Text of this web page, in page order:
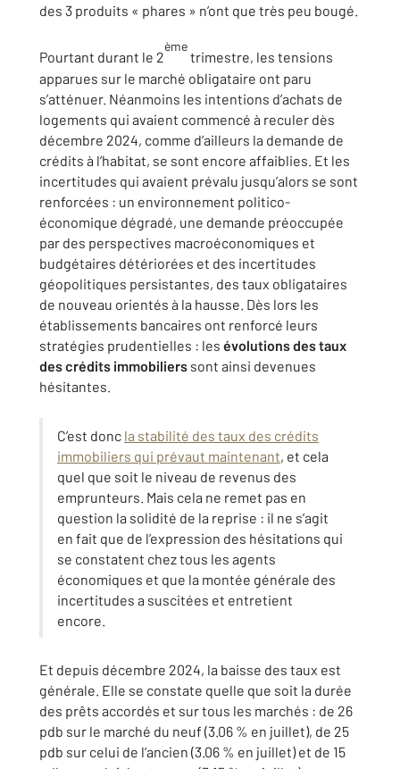
des 3 produits « phares » n’ont que très peu bougé.
Pourtant durant le 2
ème
trimestre, les tensions
apparues sur le marché obligataire ont paru
s’atténuer. Néanmoins les intentions d’achats de
logements qui avaient commencé à reculer dès
décembre 2024, comme d’ailleurs la demande de
crédits à l’habitat, se sont encore affaiblies. Et les
incertitudes qui avaient prévalu jusqu’alors se sont
renforcées : un environnement politico-
économique dégradé, une demande préoccupée
par des perspectives macroéconomiques et
budgétaires détériorées et des incertitudes
géopolitiques persistantes, des taux obligataires
de nouveau orientés à la hausse. Dès lors les
établissements bancaires ont renforcé leurs
stratégies prudentielles : les évolutions des taux
des crédits immobiliers sont ainsi devenues
hésitantes.
C’est donc la stabilité des taux des crédits
immobiliers qui prévaut maintenant, et cela
quel que soit le niveau de revenus des
emprunteurs. Mais cela ne remet pas en
question la solidité de la reprise : il ne s’agit
en fait que de l’expression des hésitations qui
se constatent chez tous les agents
économiques et que la montée générale des
incertitudes a suscitées et entretient
encore.
Et depuis décembre 2024, la baisse des taux est
générale. Elle se constate quelle que soit la durée
des prêts accordés et sur tous les marchés : de 26
pdb sur le marché du neuf (3.06 % en juillet), de 25
pdb sur celui de l’ancien (3.06 % en juillet) et de 15